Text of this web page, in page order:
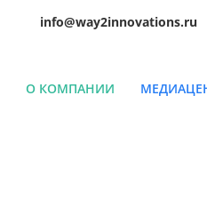
info@way2innovations.ru
О КОМПАНИИ